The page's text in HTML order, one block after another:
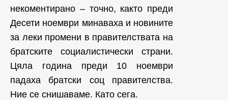
некоментирано – точно, както преди
Десети ноември минаваха и новините
за леки промени в правителствата на
братските социалистически страни.
Цяла година преди 10 ноември
падаха братски соц правителства.
Ние се снишаваме. Като сега.